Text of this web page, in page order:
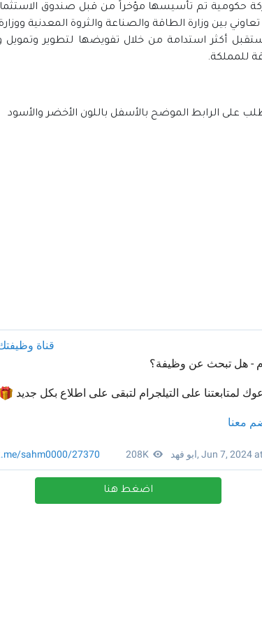
حكومية تم تأسيسها مؤخراً من قبل صندوق
بين وزارة الطاقة والصناعة والثروة المعدنية
أكثر استدامة من خلال تفويضها لتطوير
للمملكة.
على الرابط الموضح بالأسفل باللون الأخضر والأسود
اضغط هنا